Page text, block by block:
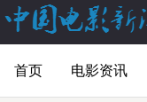
首页 电影资讯